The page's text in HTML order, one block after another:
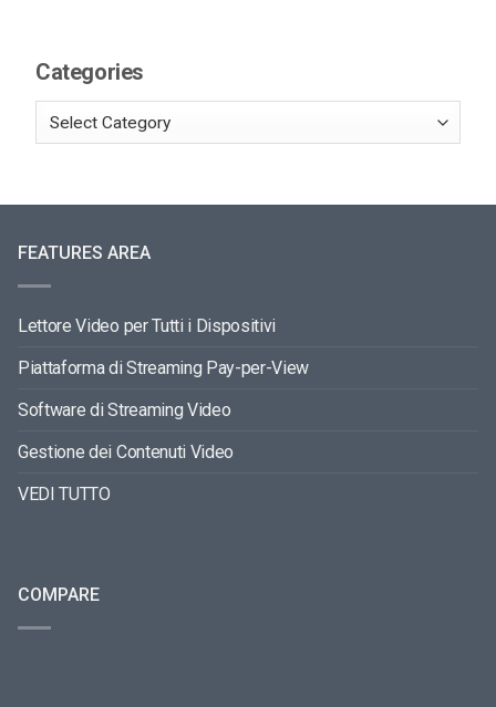
Categories
FEATURES AREA
Lettore Video per Tutti i Dispositivi
Piattaforma di Streaming Pay-per-View
Software di Streaming Video
Gestione dei Contenuti Video
VEDI TUTTO
COMPARE